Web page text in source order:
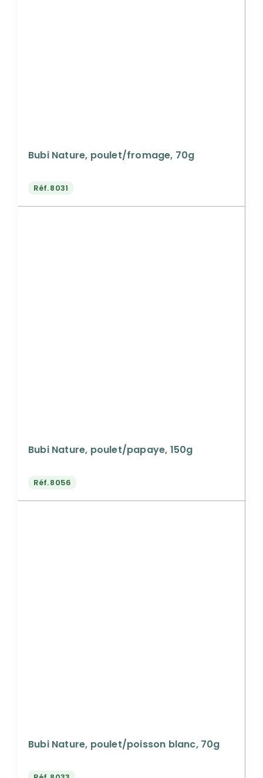
Bubi Nature, poulet/fromage, 70g
Réf.8031
Bubi Nature, poulet/papaye, 150g
Réf.8056
Bubi Nature, poulet/poisson blanc, 70g